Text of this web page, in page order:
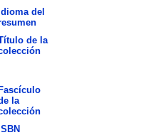
Idioma del
de la
Fascículo
la
ISBN